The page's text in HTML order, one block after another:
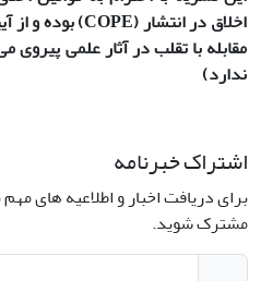
اخلاق در انتشار(COPE)بوده و از
ندارد)
اشتراک خبرنامه
برای دریافت اخبار و اطلاعیه های
مشترک شوید.